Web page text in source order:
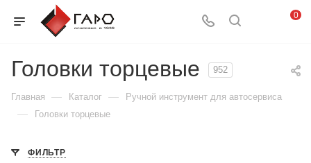
0
Головки торцевые 952
Главная — Каталог — Ручной инструмент для автосервиса
— Головки торцевые
ФИЛЬТР